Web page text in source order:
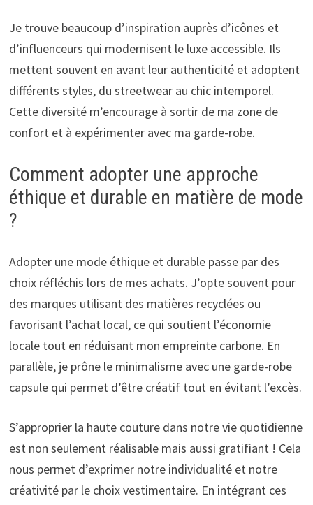
Je trouve beaucoup d’inspiration auprès d’icônes et
d’influenceurs qui modernisent le luxe accessible. Ils
mettent souvent en avant leur authenticité et adoptent
différents styles, du streetwear au chic intemporel.
Cette diversité m’encourage à sortir de ma zone de
confort et à expérimenter avec ma garde-robe.
Comment adopter une approche
éthique et durable en matière de mode
?
Adopter une mode éthique et durable passe par des
choix réfléchis lors de mes achats. J’opte souvent pour
des marques utilisant des matières recyclées ou
favorisant l’achat local, ce qui soutient l’économie
locale tout en réduisant mon empreinte carbone. En
parallèle, je prône le minimalisme avec une garde-robe
capsule qui permet d’être créatif tout en évitant l’excès.
S’approprier la haute couture dans notre vie quotidienne
est non seulement réalisable mais aussi gratifiant ! Cela
nous permet d’exprimer notre individualité et notre
créativité par le choix vestimentaire. En intégrant ces